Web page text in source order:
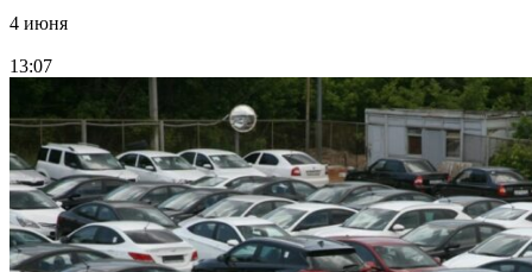
4 июня
13:07